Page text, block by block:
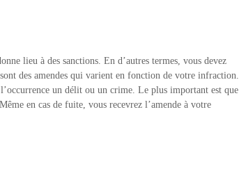
lieu à des sanctions. En d’autres termes, vous devez
des amendes qui varient en fonction de votre infraction.
un délit ou un crime. Le plus important est que
en cas de fuite, vous recevrez l’amende à votre